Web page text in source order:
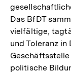
Das BfDT
vielfältige,
und Toleranz in
politische